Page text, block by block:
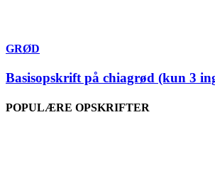
GRØD
Basisopskrift på chiagrød (kun 3
POPULÆRE OPSKRIFTER